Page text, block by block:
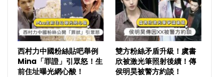
西村力中國粉絲貼吧舉例
Mina「罪證」引眾怒！生
前住址曝光網心酸！
雙方粉絲矛盾升級！虞書
欣被激光筆照射後續！傳
侯明昊被警方約談！